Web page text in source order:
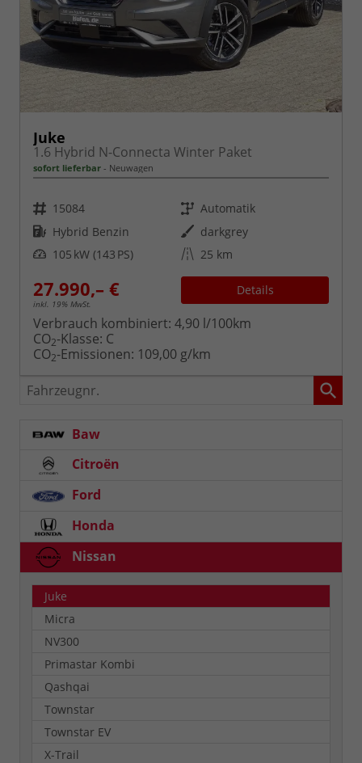
Juke
1.6 Hybrid N-Connecta Winter Paket
sofort lieferbar Neuwagen
Fahrzeugnr. 15084 Getriebe Automatik
Kraftstoff Hybrid Benzin Außenfarbe darkgrey
Leistung 105 kW (143 PS) Kilometerstand 25 km
27.990,– €
inkl. 19% MwSt.
Details
Verbrauch kombiniert: 4,90 l/100km
CO2-Klasse: C
CO2-Emissionen: 109,00 g/km
Fahrzeugnr.
Baw
Citroën
Ford
Honda
Nissan
Juke
Micra
NV300
Primastar Kombi
Qashqai
Townstar
Townstar EV
X-Trail